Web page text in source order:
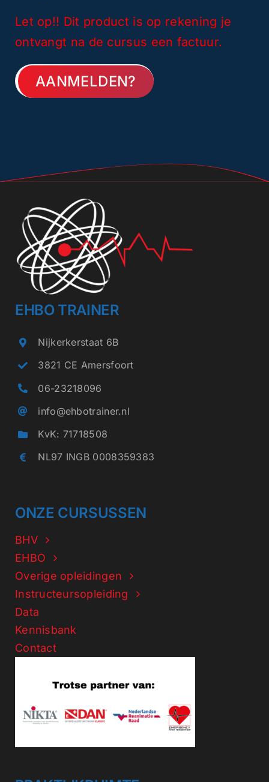
Let op!! Dit product is op rekening je
ontvangt na de cursus een factuur.
AANMELDEN?
EHBO TRAINER
Nijkerkerstaat 6B
3821 CE Amersfoort
06-23218096
info@ehbotrainer.nl
KvK: 71718508
NL97 INGB 0008359383
ONZE CURSUSSEN
BHV
EHBO
Overige opleidingen
Instructeursopleiding
Data
Kennisbank
Contact